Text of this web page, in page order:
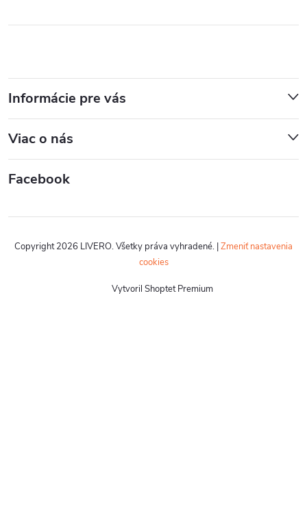
Informácie pre vás
Viac o nás
Facebook
Vytvoril Shoptet Premium
Copyright 2026 LIVERO. Všetky práva vyhradené. |Zmeniť nastavenia
cookies